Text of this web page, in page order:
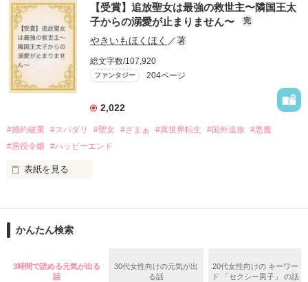
出会いは最悪、結婚生活は最高……？
愛を知らない公爵と天然怪力令嬢の溺愛バイオレンスラブコメ
ディです。
＊この世界のお金はお札にさせてください。
＊なろう、カクヨム、アルファポリス掲載中
作品を読む
＼異世界ラブコメ×ハッピーファンタジー／
「いやっほぉぉおお〜い！！！！」
バンジーした侯爵令嬢の先にいたのは
甘いマスクの公爵様の頭上でした
「ど、どいてぇぇぇえ！！！！！」
「…は？」
リリィ・ロゼッタ侯爵令嬢
透き通るほど白い肌と華奢の手足
【受賞】追放聖女は最強の救世主〜隣国王太
子からの溺愛が止まりません〜
完
やきいもほくほく ／著
総文字数/107,920
ファンタジー 204ページ
2,022
#婚約破棄 #スパダリ #聖女 #ざまぁ #異世界転生 #国外追放 #悪魔
#悪役令嬢 #ハッピーエンド
表紙を見る
第5回 一二三書房 WEB小説大賞
ありがとうございますヽ(´▽｀)/
２０２５.０２.１５　書籍発売中です！
○●○●○●○●○●○●○●○●
かんたん検索
3時間で読める元気が出る
話
30代女性向けの元気が出
る話
20代女性向けの キーワー
ド 「セクシー男子」 の話